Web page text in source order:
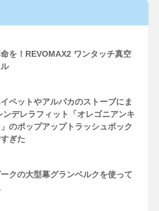
を！REVOMAX2 ワンタッチ真空
ペットやアルパカのストーブにま
ンデレラフィット「オレゴニアンキ
のポップアップトラッシュボック
ぎた
クの大型幕グランベルクを使って